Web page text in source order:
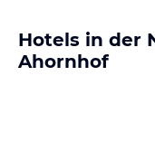
Hotels in der
Ahornhof